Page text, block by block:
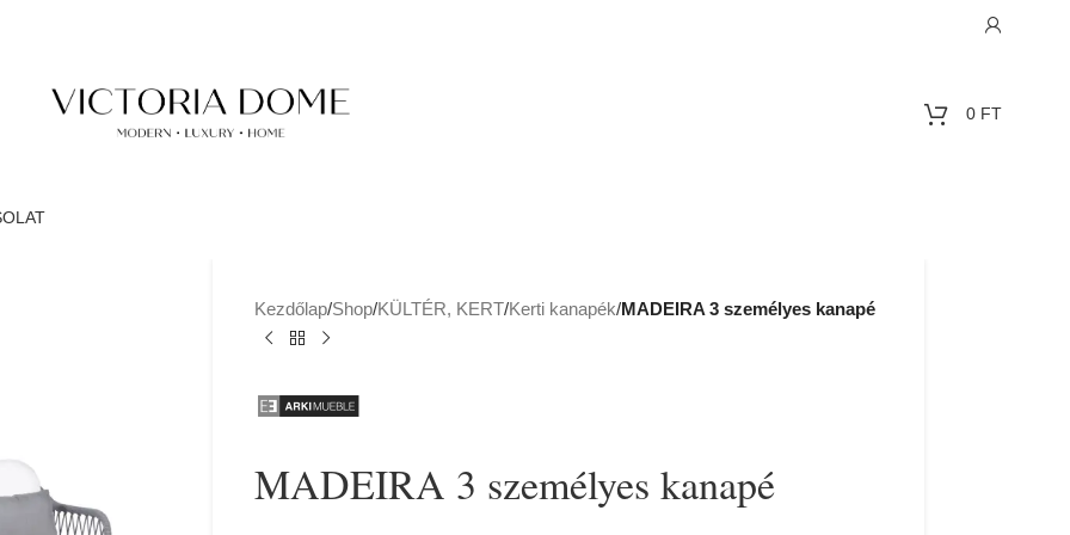
0 FT
Kezdőlap/Shop/KÜLTÉR, KERT/Kerti kanapék/MADEIRA 3 személyes kanapé
MADEIRA 3 személyes kanapé